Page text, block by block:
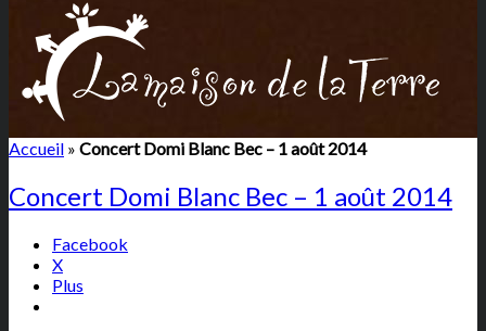
Accueil » Concert Domi Blanc Bec – 1 août 2014
Concert Domi Blanc Bec – 1 août 2014
Facebook
X
Plus